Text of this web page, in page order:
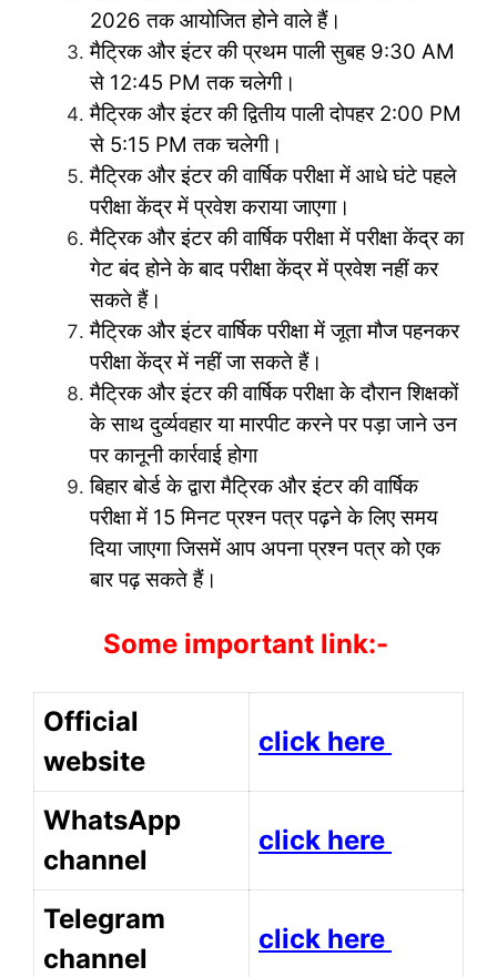
2026 तक आयोजित होने वाले हैं।
मैट्रिक और इंटर की प्रथम पाली सुबह 9:30 AM
से 12:45 PM तक चलेगी।
मैट्रिक और इंटर की द्वितीय पाली दोपहर 2:00 PM
से 5:15 PM तक चलेगी।
मैट्रिक और इंटर की वार्षिक परीक्षा में आधे घंटे पहले
परीक्षा केंद्र में प्रवेश कराया जाएगा।
मैट्रिक और इंटर की वार्षिक परीक्षा में परीक्षा केंद्र का
गेट बंद होने के बाद परीक्षा केंद्र में प्रवेश नहीं कर
सकते हैं।
मैट्रिक और इंटर वार्षिक परीक्षा में जूता मौज पहनकर
परीक्षा केंद्र में नहीं जा सकते हैं।
मैट्रिक और इंटर की वार्षिक परीक्षा के दौरान शिक्षकों
के साथ दुर्व्यवहार या मारपीट करने पर पड़ा जाने उन
पर कानूनी कार्रवाई होगा
बिहार बोर्ड के द्वारा मैट्रिक और इंटर की वार्षिक
परीक्षा में 15 मिनट प्रश्न पत्र पढ़ने के लिए समय
दिया जाएगा जिसमें आप अपना प्रश्न पत्र को एक
बार पढ़ सकते हैं।
Some important link:-
Official
website
click here
WhatsApp
channel
click here
Telegram
channel
click here